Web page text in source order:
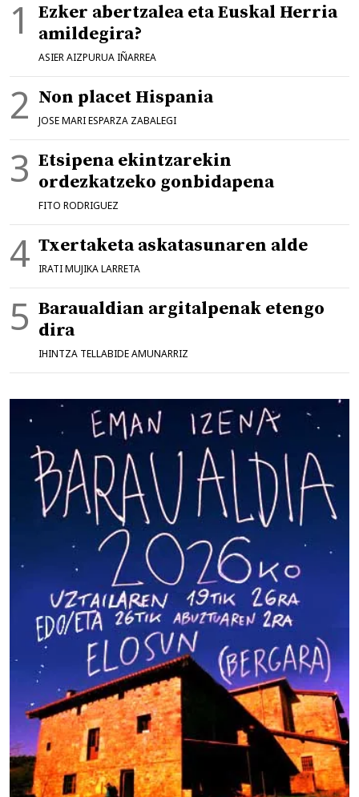
Ezker abertzalea eta Euskal Herria
amildegira?
ASIER AIZPURUA IÑARREA
Non placet Hispania
JOSE MARI ESPARZA ZABALEGI
Etsipena ekintzarekin
ordezkatzeko gonbidapena
FITO RODRIGUEZ
Txertaketa askatasunaren alde
IRATI MUJIKA LARRETA
Baraualdian argitalpenak etengo
dira
IHINTZA TELLABIDE AMUNARRIZ